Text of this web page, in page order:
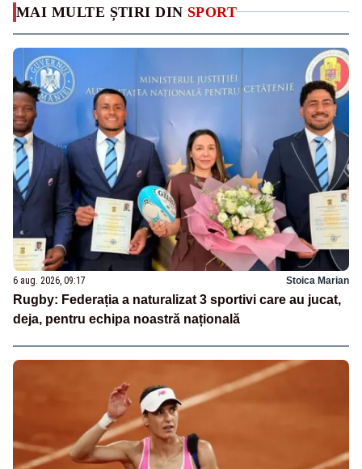
MAI MULTE ȘTIRI DIN SPORT
6 aug. 2026, 09:17 Stoica Marian
Rugby: Federația a naturalizat 3 sportivi care au jucat,
deja, pentru echipa noastră națională